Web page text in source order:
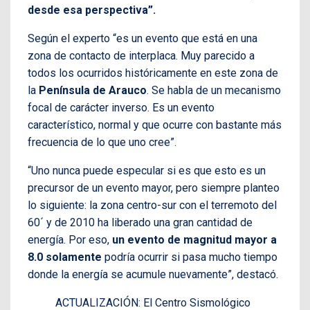
desde esa perspectiva”.
Según el experto “es un evento que está en una
zona de contacto de interplaca. Muy parecido a
todos los ocurridos históricamente en este zona de
la Península de Arauco. Se habla de un mecanismo
focal de carácter inverso. Es un evento
característico, normal y que ocurre con bastante más
frecuencia de lo que uno cree”.
“Uno nunca puede especular si es que esto es un
precursor de un evento mayor, pero siempre planteo
lo siguiente: la zona centro-sur con el terremoto del
60´ y de 2010 ha liberado una gran cantidad de
energía. Por eso, un evento de magnitud mayor a
8.0 solamente podría ocurrir si pasa mucho tiempo
donde la energía se acumule nuevamente”, destacó.
ACTUALIZACIÓN: El Centro Sismológico